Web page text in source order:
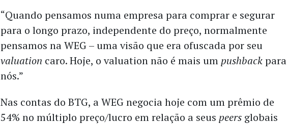
“Quando pensamos numa empresa para comprar e segurar
para o longo prazo, independente do preço, normalmente
pensamos na WEG – uma visão que era ofuscada por seu
valuation caro. Hoje, o valuation não é mais um pushbackpara
nós.”
Nas contas do BTG, a WEG negocia hoje com um prêmio de
54% no múltiplo preço/lucro em relação a seus peers globais